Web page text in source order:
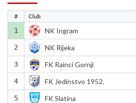
# Club
1 NK Ingram
2 NK Rijeka
3 FK Rainci Gornji
4 FK Jedinstvo 1952.
5 FK Slatina